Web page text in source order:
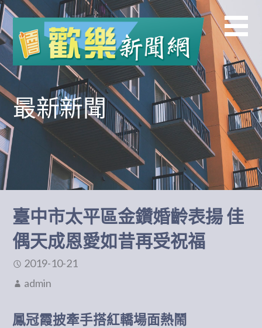
跳
至
主
要
內
最新新聞
臺中市太平區金鑽婚齡表揚 佳
偶天成恩愛如昔再受祝福
2019-10-21
admin
鳳冠霞披牽手搭紅轎場面熱鬧